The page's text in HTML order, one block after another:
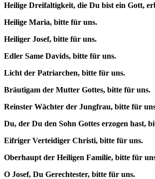
Heilige Dreifaltigkeit, die Du bist ein Gott,
Heilige Maria, bitte für uns.
Heiliger Josef, bitte für uns.
Edler Same Davids, bitte für uns.
Licht der Patriarchen, bitte für uns.
Bräutigam der Mutter Gottes, bitte für uns.
Reinster Wächter der Jungfrau, bitte für
Du, der Du den Sohn Gottes erzogen hast,
Eifriger Verteidiger Christi, bitte für uns.
Oberhaupt der Heiligen Familie, bitte für
O Josef, Du Gerechtester, bitte für uns.